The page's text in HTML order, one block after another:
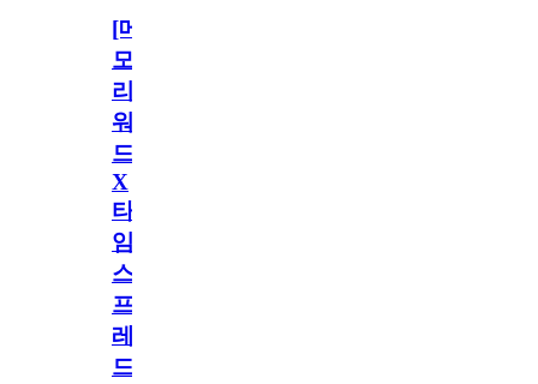
[메
모
리
워
드
X
타
임
스
프
레
드]